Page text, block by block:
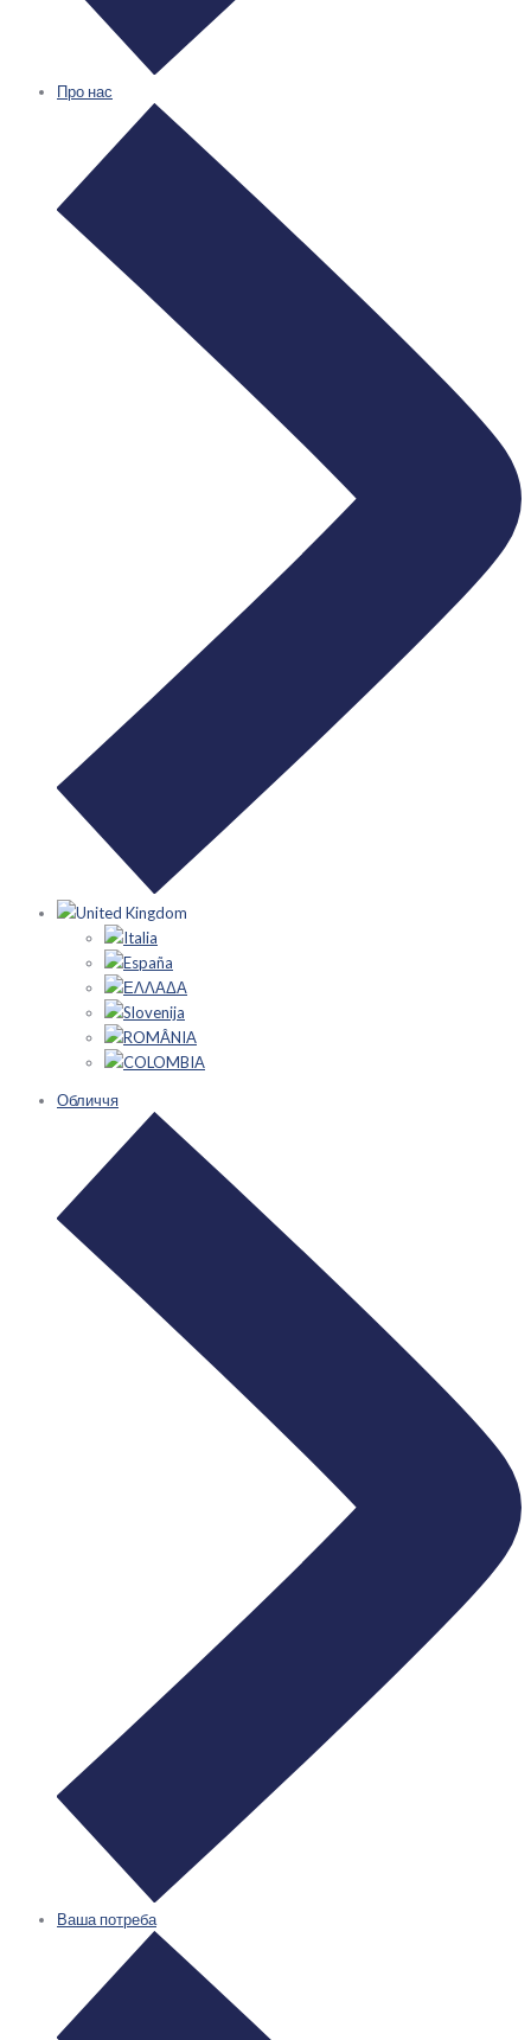
Про нас
United Kingdom
Italia
España
ΕΛΛΑΔΑ
Slovenija
ROMÂNIA
COLOMBIA
Обличчя
Ваша потреба